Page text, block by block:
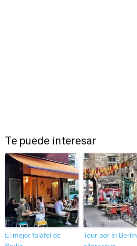
Te puede interesar
El mejor falafel de
Tour por el Berlín